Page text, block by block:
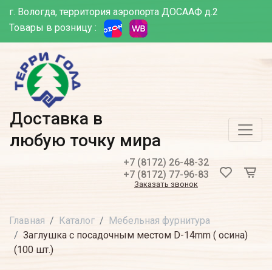
г. Вологда, территория аэропорта ДОСААФ д.2
Товары в розницу :
Доставка в
любую точку мира
+7 (8172) 26-48-32
+7 (8172) 77-96-83
Заказать звонок
Главная Каталог
Мебельная фурнитура
Заглушка с посадочным местом D-14mm ( осина)
(100 шт.)